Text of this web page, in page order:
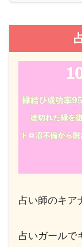
占い師のキア
占いガールで